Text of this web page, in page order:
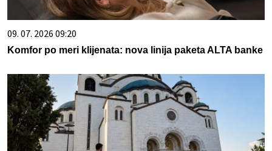
09. 07. 2026 09:20
Komfor po meri klijenata: nova linija paketa ALTA banke